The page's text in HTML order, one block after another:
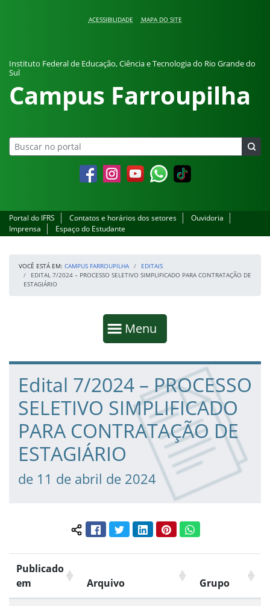
ACESSIBILIDADE MAPA DO SITE
Instituto Federal de Educação, Ciência e Tecnologia do Rio Grande do
Sul
Campus Farroupilha
FacebookInstagramYouTubeWhatsapp
Portal do IFRS Contatos e horários dos setores
Ouvidoria
Imprensa
Espaço do Estudante
VOCÊ ESTÁ EM: CAMPUS FARROUPILHA
EDITAIS
EDITAL 7/2024 – PROCESSO SELETIVO SIMPLIFICADO PARA CONTRATAÇÃO DE
ESTAGIÁRIO
Mostrar
Menu
Fim da navegação
Início do conteúdo
Edital 7/2024 – PROCESSO
SELETIVO SIMPLIFICADO
PARA CONTRATAÇÃO DE
ESTAGIÁRIO
de 11 de abril de 2024
Compartilhar conteúdo:
FacebookTwitterLinkedInPinterestWhatsApp
Publicado
em
Arquivo Grupo